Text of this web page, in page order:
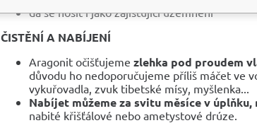
dá se nosit i jako zajišťující uzemnění
ČISTĚNÍ A NABÍJENÍ
Aragonit očišťujeme zlehka pod proudem
důvodu ho nedoporučujeme příliš máčet ve
vykuřovadla, zvuk tibetské mísy, myšlenka...
Nabíjet můžeme za svitu měsíce v
nabité křišťálové nebo ametystové drúze.